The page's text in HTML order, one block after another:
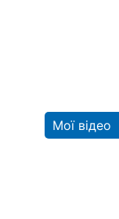
Мої відео